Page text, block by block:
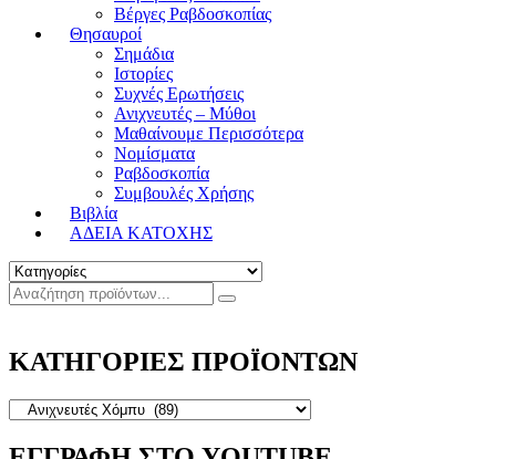
Βέργες Ραβδοσκοπίας
Θησαυροί
Σημάδια
Ιστορίες
Συχνές Ερωτήσεις
Ανιχνευτές – Μύθοι
Μαθαίνουμε Περισσότερα
Νομίσματα
Ραβδοσκοπία
Συμβουλές Χρήσης
Βιβλία
ΑΔΕΙΑ ΚΑΤΟΧΗΣ
ΚΑΤΗΓΟΡΙΕΣ ΠΡΟΪΟΝΤΩΝ